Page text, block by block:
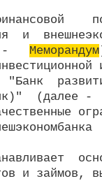
и
- Меморандум
"Банк
(далее
и займов,